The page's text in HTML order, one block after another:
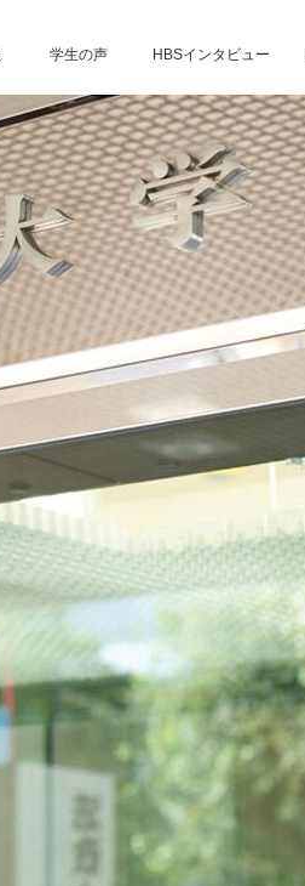
学生の声 HBSインタビュー